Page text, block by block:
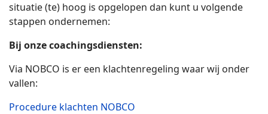
situatie (te) hoog is opgelopen dan kunt u volgende
stappen ondernemen:
Bij onze coachingsdiensten:
Via NOBCO is er een klachtenregeling waar wij onder
vallen:
Procedure klachten NOBCO